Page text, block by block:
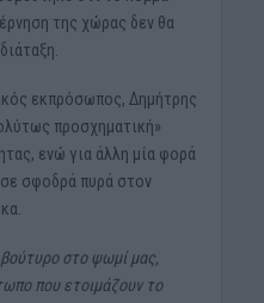
της χώρας δεν θα
εκπρόσωπος, Δημήτρης
προσχηματική»
ενώ για άλλη μία φορά
σφοδρά πυρά στον
στο ψωμί μας,
που ετοιμάζουν το